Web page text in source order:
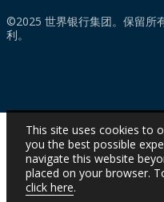
©2025 世界银行集团。保留所
利。
This site uses cookies to
you the best possible
navigate this website
placed on your browser.
click here.